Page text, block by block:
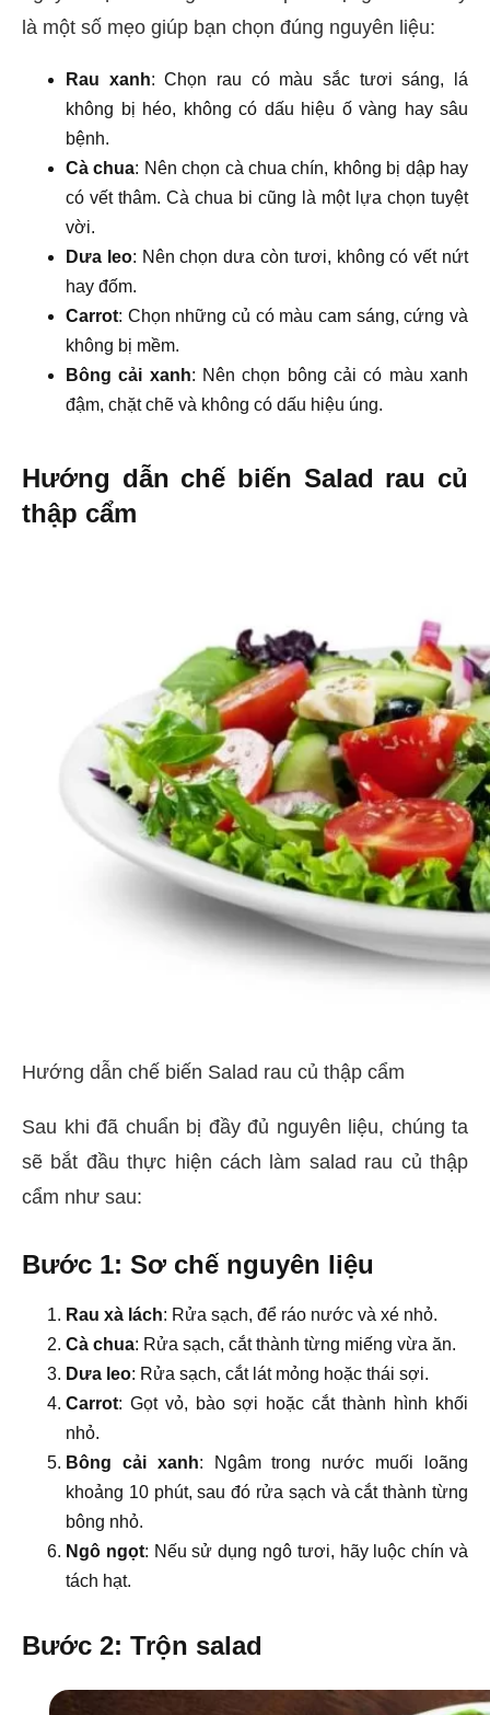
là một số mẹo giúp bạn chọn đúng nguyên liệu:
Rau xanh: Chọn rau có màu sắc tươi sáng, lá
không bị héo, không có dấu hiệu ố vàng hay sâu
bệnh.
Cà chua: Nên chọn cà chua chín, không bị dập hay
có vết thâm. Cà chua bi cũng là một lựa chọn tuyệt
vời.
Dưa leo: Nên chọn dưa còn tươi, không có vết nứt
hay đốm.
Carrot: Chọn những củ có màu cam sáng, cứng và
không bị mềm.
Bông cải xanh: Nên chọn bông cải có màu xanh
đậm, chặt chẽ và không có dấu hiệu úng.
Hướng dẫn chế biến Salad rau củ
thập cẩm
Hướng dẫn chế biến Salad rau củ thập cẩm
Sau khi đã chuẩn bị đầy đủ nguyên liệu, chúng ta
sẽ bắt đầu thực hiện cách làm salad rau củ thập
cẩm như sau:
Bước 1: Sơ chế nguyên liệu
Rau xà lách: Rửa sạch, để ráo nước và xé nhỏ.
Cà chua: Rửa sạch, cắt thành từng miếng vừa ăn.
Dưa leo: Rửa sạch, cắt lát mỏng hoặc thái sợi.
Carrot: Gọt vỏ, bào sợi hoặc cắt thành hình khối
nhỏ.
Bông cải xanh: Ngâm trong nước muối loãng
khoảng 10 phút, sau đó rửa sạch và cắt thành từng
bông nhỏ.
Ngô ngọt: Nếu sử dụng ngô tươi, hãy luộc chín và
tách hạt.
Bước 2: Trộn salad